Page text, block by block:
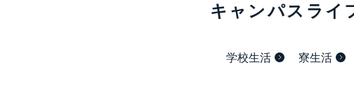
キャンパスライ
学校生活 寮生活